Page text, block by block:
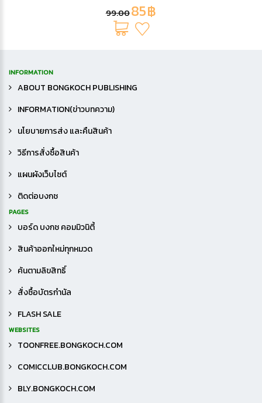
99.0085฿
INFORMATION
ABOUT BONGKOCH PUBLISHING
INFORMATION(ข่าวบทความ)
นโยบายการส่ง และคืนสินค้า
วิธีการสั่งซื้อสินค้า
แผนผังเว็บไซต์
ติดต่อบงกช
PAGES
บอร์ด บงกช คอมมิวนิตี้
สินค้าออกใหม่ทุกหมวด
ค้นตามลิขสิทธิ์
สั่งซื้อบัตรกำนัล
FLASH SALE
WEBSITES
TOONFREE.BONGKOCH.COM
COMICCLUB.BONGKOCH.COM
BLY.BONGKOCH.COM